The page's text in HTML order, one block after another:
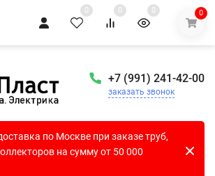
0 0 0 0
+7 (991) 241-42-00
заказать звонок
по Москве при заказе труб,
на сумму от 50 000